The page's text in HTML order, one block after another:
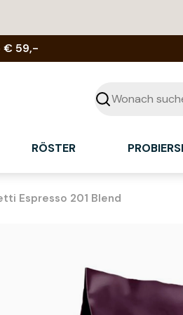
€ 59,-
Suchen
RÖSTER
Espresso 201 Blend